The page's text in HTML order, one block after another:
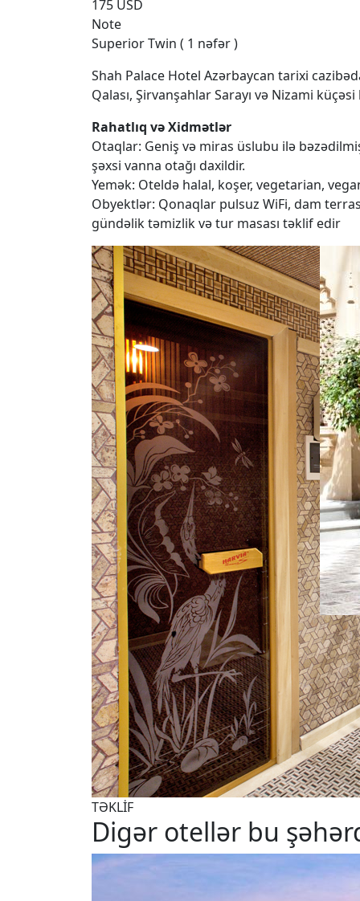
175 USD
Note
Superior Twin ( 1 nəfər )
Shah Palace Hotel Azərbaycan tarixi
Qalası, Şirvanşahlar Sarayı və Nizami
Rahatlıq və Xidmətlər
Otaqlar: Geniş və miras üslubu ilə
şəxsi vanna otağı daxildir.
Yemək: Oteldə halal, koşer, vegetarian,
Obyektlər: Qonaqlar pulsuz WiFi, dam
gündəlik təmizlik və tur masası təklif edir
TƏKLİF
Digər otellər bu